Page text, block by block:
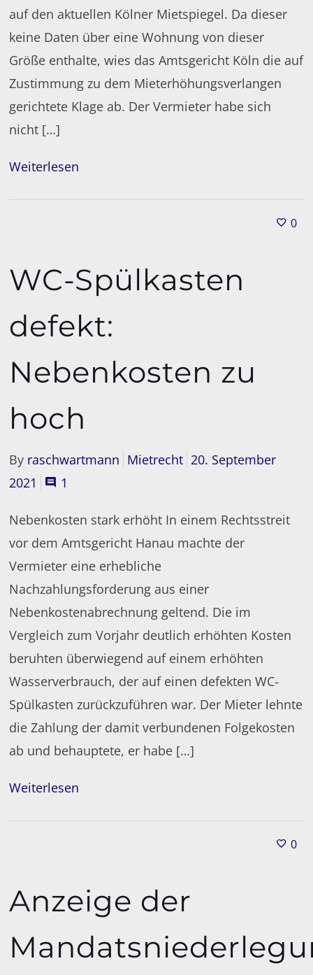
auf den aktuellen Kölner Mietspiegel. Da dieser
keine Daten über eine Wohnung von dieser
Größe enthalte, wies das Amtsgericht Köln die auf
Zustimmung zu dem Mieterhöhungsverlangen
gerichtete Klage ab. Der Vermieter habe sich
nicht […]
Weiterlesen
0
WC-Spülkasten
defekt:
Nebenkosten zu
hoch
By raschwartmann Mietrecht 20. September
2021
1
Nebenkosten stark erhöht In einem Rechtsstreit
vor dem Amtsgericht Hanau machte der
Vermieter eine erhebliche
Nachzahlungsforderung aus einer
Nebenkostenabrechnung geltend. Die im
Vergleich zum Vorjahr deutlich erhöhten Kosten
beruhten überwiegend auf einem erhöhten
Wasserverbrauch, der auf einen defekten WC-
Spülkasten zurückzuführen war. Der Mieter lehnte
die Zahlung der damit verbundenen Folgekosten
ab und behauptete, er habe […]
Weiterlesen
0
Anzeige der